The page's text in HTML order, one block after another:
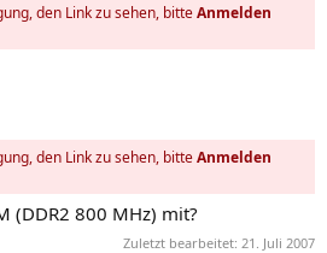
den Link zu sehen, bitteAnmelden
den Link zu sehen, bitteAnmelden
(DDR2 800 MHz) mit?
Zuletzt bearbeitet: 21. Juli 2007